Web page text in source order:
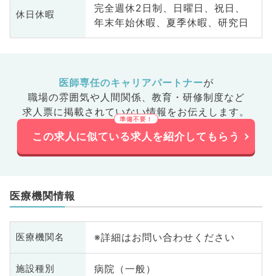
休日休暇
完全週休2日制、日曜日、祝日、
年末年始休暇、夏季休暇、研究日
医師専任のキャリアパートナーが
職場の雰囲気や人間関係、 教育・研修制度など
求人票に掲載されていない情報をお伝えします。
この求人に似ている求人を紹介してもらう
医療機関情報
医療機関名 ※詳細はお問い合わせください
施設種別 病院（一般）